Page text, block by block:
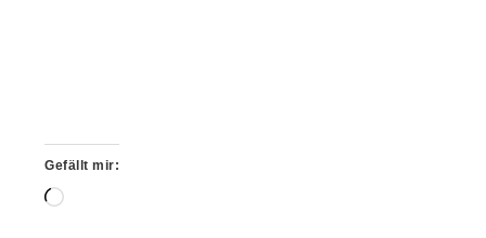
Gefällt mir:
Wird